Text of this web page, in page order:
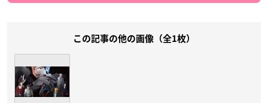
この記事の他の画像（全1枚）